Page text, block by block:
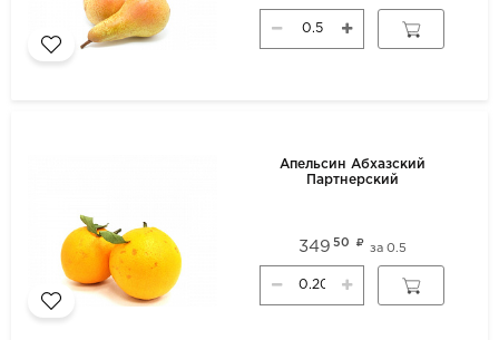
Апельсин Абхазский
Партнерский
349 50 за 0.5